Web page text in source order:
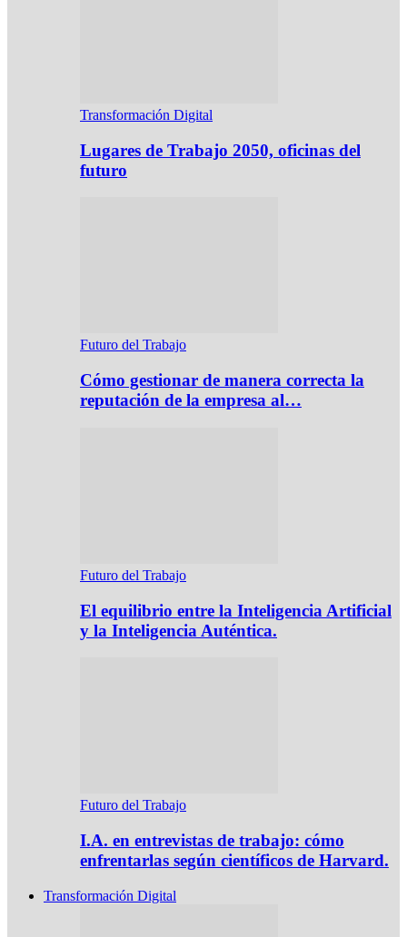
Transformación Digital
Lugares de Trabajo 2050, oficinas del
futuro
Futuro del Trabajo
Cómo gestionar de manera correcta la
reputación de la empresa al…
Futuro del Trabajo
El equilibrio entre la Inteligencia Artificial
y la Inteligencia Auténtica.
Futuro del Trabajo
I.A. en entrevistas de trabajo: cómo
enfrentarlas según científicos de Harvard.
Transformación Digital